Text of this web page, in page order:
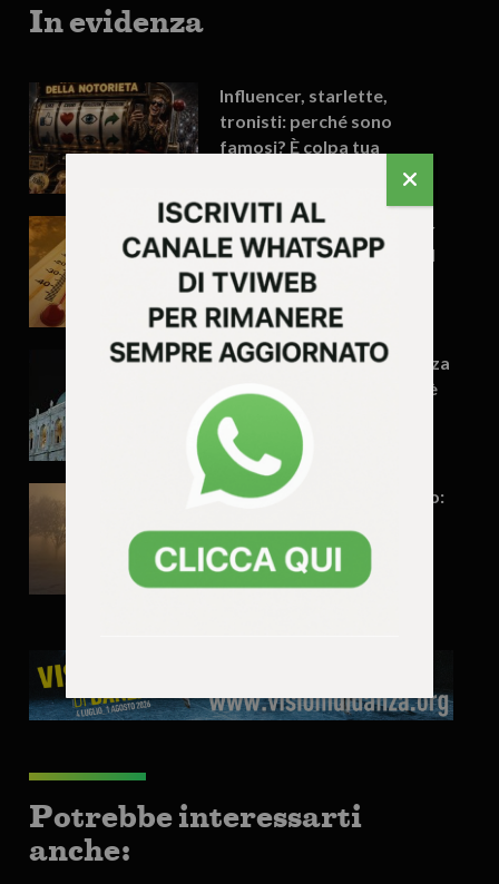
In evidenza
Influencer, starlette,
tronisti: perché sono
famosi? È colpa tua
L’estate degli invisibili: per
gli anziani il caldo è come il
Covid
Vicenza, per la maggioranza
di governo il turismo non è
in crisi
Ondate di calore in Veneto:
Potrebbe interessarti
anche: